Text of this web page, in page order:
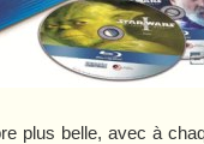
plus belle, avec à